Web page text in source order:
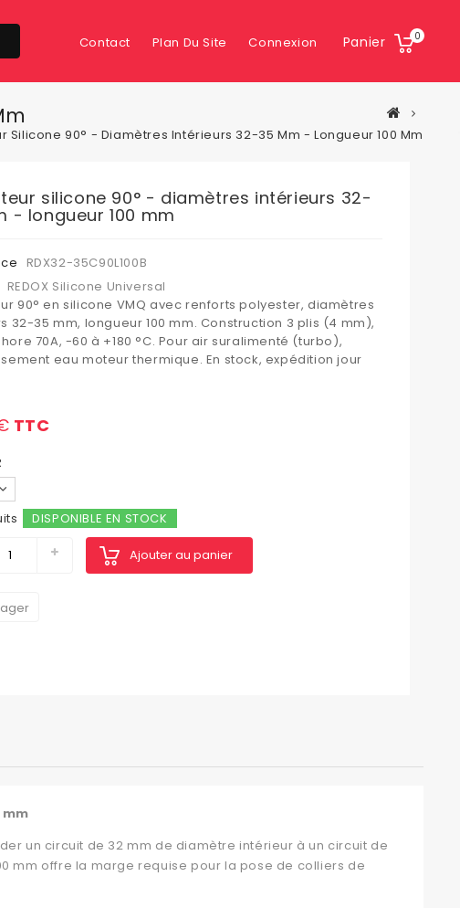
Panier 0
Contact Plan Du Site Connexion
Silicone 90° - Diamètres Intérieurs 32-35 Mm - Longueur 100 Mm
silicone 90° - diamètres intérieurs 32-
- longueur 100 mm
RDX32-35C90L100B
REDOX Silicone Universal
90° en silicone VMQ avec renforts polyester, diamètres
32-35 mm, longueur 100 mm. Construction 3 plis (4 mm),
70A, -60 à +180 °C. Pour air suralimenté (turbo),
eau moteur thermique. En stock, expédition jour
TTC
DISPONIBLE EN STOCK
Ajouter au panier
un circuit de 32 mm de diamètre intérieur à un circuit de
mm offre la marge requise pour la pose de colliers de